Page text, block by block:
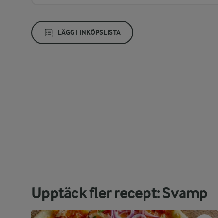
LÄGG I INKÖPSLISTA
Upptäck fler recept: Svamp